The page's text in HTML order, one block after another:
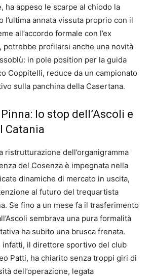
ha appeso le scarpe al chiodo la
l’ultima annata vissuta proprio con il
all’accordo formale con l’ex
potrebbe profilarsi anche una novità
in pole position per la guida
Coppitelli, reduce da un campionato
sulla panchina della Casertana.
lo stop dell’Ascoli e
Catania
ristrutturazione dell’organigramma
del Cosenza è impegnata nella
dinamiche di mercato in uscita,
al futuro del trequartista
Se fino a un mese fa il trasferimento
sembrava una pura formalità
ha subito una brusca frenata.
infatti, il direttore sportivo del club
Patti, ha chiarito senza troppi giri di
dell’operazione, legata